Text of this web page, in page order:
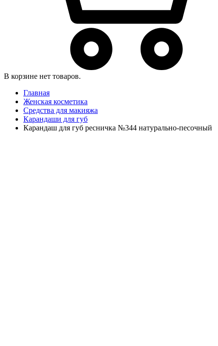
В корзине нет товаров.
Главная
Женская косметика
Средства для макияжа
Карандаши для губ
Карандаш для губ ресничка №344 натурально-песочный